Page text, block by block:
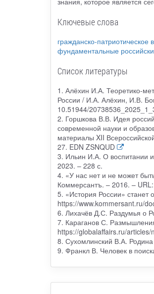
Ключевые слова
гражданско-патриотическое
фундаментальные
Список литературы
1. Алёхин И.А. Теоретико-
России / И.А. Алёхин, И.В.
10.51944/
2. Горшкова В.В. Идея
современной науки и
материалы XII
27. EDN ZSNQUD
3. Ильин И.А. О воспитании
2023. – 228 с.
4. «У нас нет и не может
Коммерсантъ. – 2016. –
5. «История России»
https://www.kommersant.ru/
6. Лихачёв Д.С. Раздумья о
7. Караганов С.
https://globalaffairs.ru/
8. Сухомлинский В.А.
9. Франкл В. Человек в